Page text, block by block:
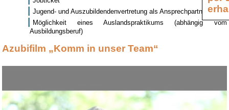
Jugend- und Auszubildendenvertretung als Ansprechpartner
Möglichkeit eines Auslandspraktikums (abhängig vom
Ausbildungsberuf)
Azubifilm „Komm in unser Team“